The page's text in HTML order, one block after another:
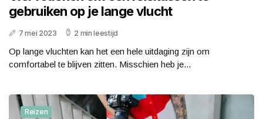
gebruiken op je lange vlucht
7 mei 2023 2 min leestijd
Op lange vluchten kan het een hele uitdaging zijn om
comfortabel te blijven zitten. Misschien heb je...
Reizen